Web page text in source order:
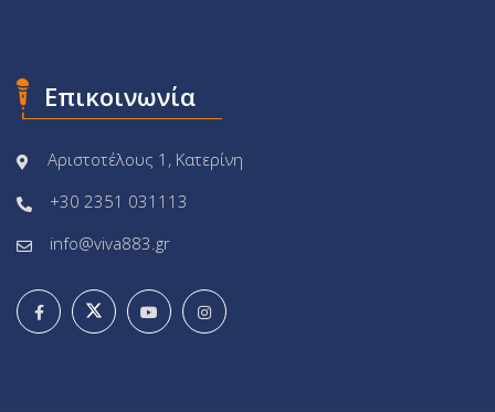
Επικοινωνία
Αριστοτέλους 1, Κατερίνη
+30 2351 031113
info@viva883.gr